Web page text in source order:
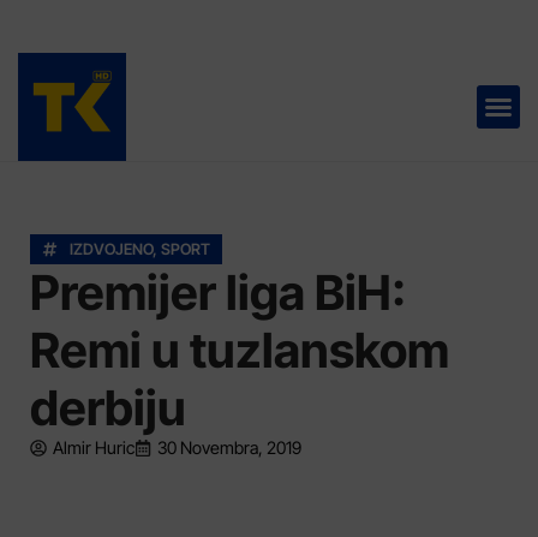
IZDVOJENO, SPORT
Premijer liga BiH:
Remi u tuzlanskom
derbiju
Almir Huric 30 Novembra, 2019